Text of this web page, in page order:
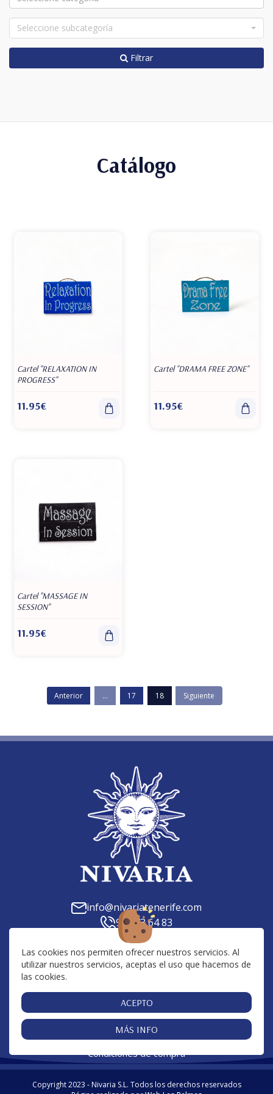
Las cookies nos permiten ofrecer nuestros servicios. Al
utilizar nuestros servicios, aceptas el uso que hacemos de
las cookies.
ACEPTO
MÁS INFO
Seleccione subcategoría
Filtrar
Catálogo
Cartel "RELAXATION IN
PROGRESS"
11.95€
Cartel "DRAMA FREE ZONE"
11.95€
Cartel "MASSAGE IN
SESSION"
11.95€
Anterior ... 17 18 Siguiente
info@nivariatenerife.com
922 73 64 83
C. Tilena, 23, 38639, Las Chafiras, Santa Cruz de
Tenerife
Av. San Francisco, 10, 38650, Los Cristianos, Santa
Centro Comercial San Blas, 38639, Golf del Sur,
Santa Cruz de Tenerife
Cookies|Aviso Legal|Política de Privacidad|
Condiciones de compra
Copyright 2023 - Nivaria S.L. Todos los derechos reservados